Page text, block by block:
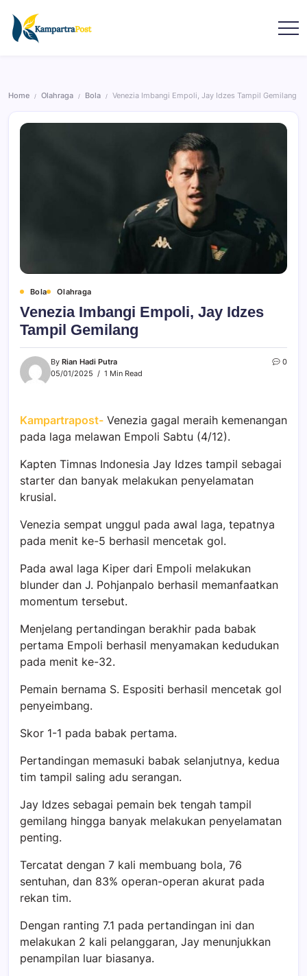
Home / Olahraga / Bola / Venezia Imbangi Empoli, Jay Idzes Tampil Gemilang
Bola Olahraga
Venezia Imbangi Empoli, Jay Idzes
Tampil Gemilang
By Rian Hadi Putra
05/01/2025
1 Min Read
0
Kampartrapost- Venezia gagal meraih kemenangan
pada laga melawan Empoli Sabtu (4/12).
Kapten Timnas Indonesia Jay Idzes tampil sebagai
starter dan banyak melakukan penyelamatan
krusial.
Venezia sempat unggul pada awal laga, tepatnya
pada menit ke-5 berhasil mencetak gol.
Pada awal laga Kiper dari Empoli melakukan
blunder dan J. Pohjanpalo berhasil memanfaatkan
momentum tersebut.
Menjelang pertandingan berakhir pada babak
pertama Empoli berhasil menyamakan kedudukan
pada menit ke-32.
Pemain bernama S. Espositi berhasil mencetak gol
penyeimbang.
Skor 1-1 pada babak pertama.
Pertandingan memasuki babak selanjutnya, kedua
tim tampil saling adu serangan.
Jay Idzes sebagai pemain bek tengah tampil
gemilang hingga banyak melakukan penyelamatan
penting.
Tercatat dengan 7 kali membuang bola, 76
sentuhan, dan 83% operan-operan akurat pada
rekan tim.
Dengan ranting 7.1 pada pertandingan ini dan
melakukan 2 kali pelanggaran, Jay menunjukkan
penampilan luar biasanya.